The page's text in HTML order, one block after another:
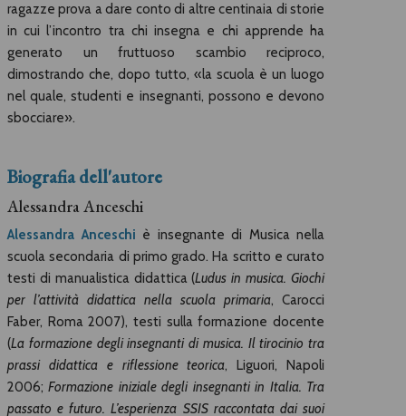
ragazze prova a dare conto di altre centinaia di storie
in cui l’incontro tra chi insegna e chi apprende ha
generato un fruttuoso scambio reciproco,
dimostrando che, dopo tutto, «la scuola è un luogo
nel quale, studenti e insegnanti, possono e devono
sbocciare».
Biografia dell'autore
Alessandra Anceschi
Alessandra Anceschi è insegnante di Musica nella
scuola secondaria di primo grado. Ha scritto e curato
testi di manualistica didattica (Ludus in musica. Giochi
per l’attività didattica nella scuola primaria, Carocci
Faber, Roma 2007), testi sulla formazione docente
(La formazione degli insegnanti di musica. Il tirocinio tra
prassi didattica e riflessione teorica, Liguori, Napoli
2006;Formazione iniziale degli insegnanti in Italia. Tra
passato e futuro. L’esperienza SSIS raccontata dai suoi